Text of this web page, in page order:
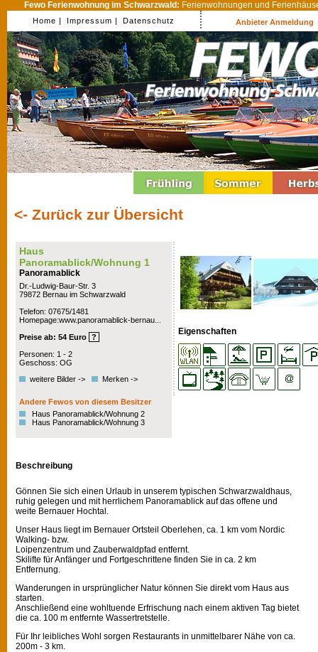
Fewo Ferienwohnung im Schwarzwald: Ferienwohnungen und
Home | Impressum | Datenschutz Anbieter Anmeldung
<- Zurück zur Übersicht
Haus
Panoramablick/Wohnung 1
Panoramablick
Dr.-Ludwig-Baur-Str. 3
79872 Bernau im Schwarzwald
Telefon: 07675/1481
Homepage:www.panoramablick-bernau...
Preise ab: 54 Euro ?
Personen: 1 - 2
Geschoss: OG
weitere Bilder ->
Merken ->
Andere Fewos von diesem Besitzer
Haus Panoramablick/Wohnung 2
Haus Panoramablick/Wohnung 3
Eigenschaften
Beschreibung
Gönnen Sie sich einen Urlaub in unserem typischen Schwarzwaldhaus,
ruhig gelegen und mit herrlichem Panoramablick auf das offene und
weite Bernauer Hochtal.
Unser Haus liegt im Bernauer Ortsteil Oberlehen, ca. 1 km vom Nordic
Walking- bzw.
Loipenzentrum und Zauberwaldpfad entfernt.
Skilifte für Anfänger und Fortgeschrittene finden Sie in ca. 2 km
Entfernung.
Wanderungen in ursprünglicher Natur können Sie direkt vom Haus aus
starten.
Anschließend eine wohltuende Erfrischung nach einem aktiven Tag bietet
die ca. 100 m entfernte Wassertretstelle.
Für Ihr leibliches Wohl sorgen Restaurants in unmittelbarer Nähe von ca.
200m - 3 km.